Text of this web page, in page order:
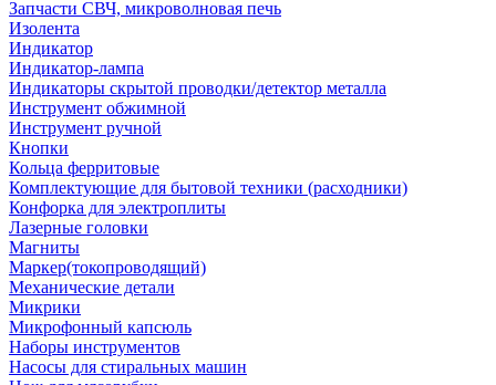
Запчасти СВЧ, микроволновая печь
Изолента
Индикатор
Индикатор-лампа
Индикаторы скрытой проводки/детектор металла
Инструмент обжимной
Инструмент ручной
Кнопки
Кольца ферритовые
Комплектующие для бытовой техники (расходники)
Конфорка для электроплиты
Лазерные головки
Магниты
Маркер(токопроводящий)
Механические детали
Микрики
Микрофонный капсюль
Наборы инструментов
Насосы для стиральных машин